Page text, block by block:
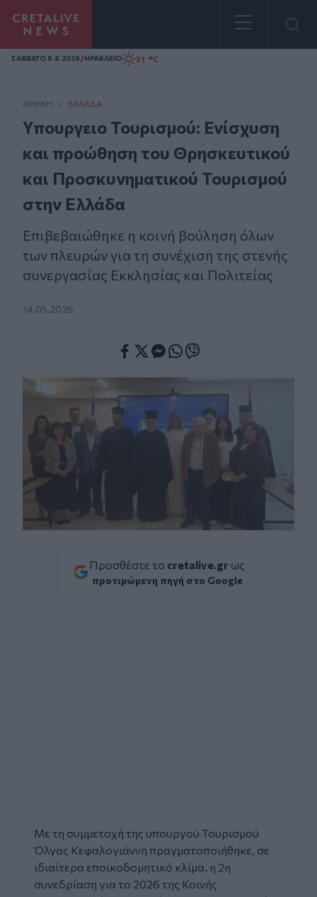
Homepage
ΣAΒΒΑΤΟ 8.8.2026/ΗΡΑΚΛΕΙΟ 31 °C
ΑΡΧΙΚΗ / ΕΛΛΆΔΑ
Υπουργειο Τουρισμού: Ενίσχυση
και προώθηση του Θρησκευτικού
και Προσκυνηματικού Τουρισμού
στην Ελλάδα
Επιβεβαιώθηκε η κοινή βούληση όλων
των πλευρών για τη συνέχιση της στενής
συνεργασίας Εκκλησίας και Πολιτείας
14.05.2026
Προσθέστε το cretalive.gr ως
προτιμώμενη πηγή στο Google
Με τη συμμετοχή της υπουργού Τουρισμού
Όλγας Κεφαλογιάννη πραγματοποιήθηκε, σε
ιδιαίτερα εποικοδομητικό κλίμα, η 2η
συνεδρίαση για το 2026 της Κοινής